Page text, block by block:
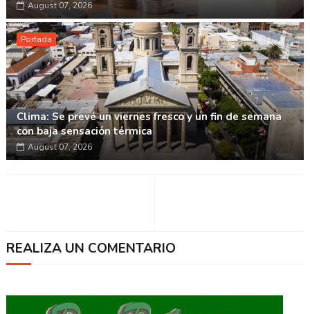
August 07, 2026
Portada
Clima: Se prevé un viernes fresco y un fin de semana
con baja sensación térmica
August 07, 2026
REALIZA UN COMENTARIO